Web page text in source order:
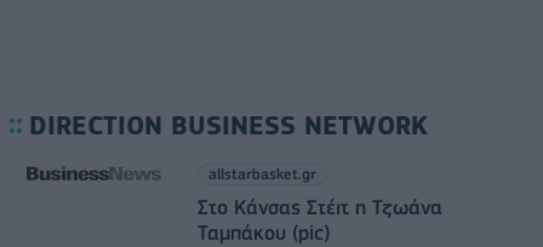
DIRECTION BUSINESS NETWORK
allstarbasket.gr
Στο Κάνσας Στέιτ η Τζωάνα
Ταμπάκου (pic)